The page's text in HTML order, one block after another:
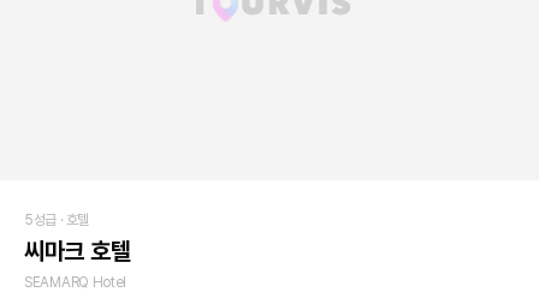
5성급 · 호텔
씨마크 호텔
SEAMARQ Hotel